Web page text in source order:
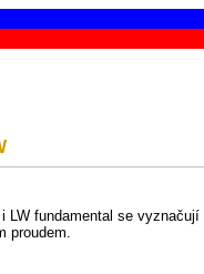
LW fundamental se
proudem.